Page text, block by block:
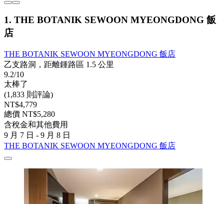
1. THE BOTANIK SEWOON MYEONGDONG 飯
店
THE BOTANIK SEWOON MYEONGDONG 飯店
乙支路洞，距離鍾路區 1.5 公里
9.2/10
太棒了
(1,833 則評論)
NT$4,779
總價 NT$5,280
含稅金和其他費用
9 月 7 日 - 9 月 8 日
THE BOTANIK SEWOON MYEONGDONG 飯店